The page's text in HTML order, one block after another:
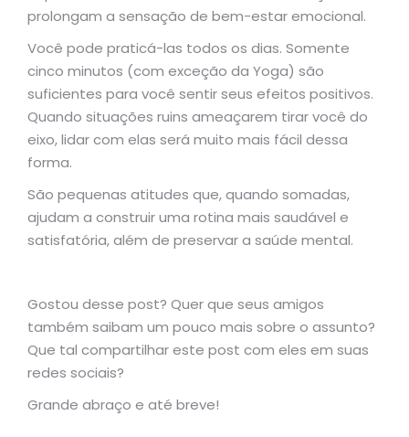
prolongam a sensação de bem-estar emocional.
Você pode praticá-las todos os dias. Somente
cinco minutos (com exceção da Yoga) são
suficientes para você sentir seus efeitos positivos.
Quando situações ruins ameaçarem tirar você do
eixo, lidar com elas será muito mais fácil dessa
forma.
São pequenas atitudes que, quando somadas,
ajudam a construir uma rotina mais saudável e
satisfatória, além de preservar a saúde mental.
Gostou desse post? Quer que seus amigos
também saibam um pouco mais sobre o assunto?
Que tal compartilhar este post com eles em suas
redes sociais?
Grande abraço e até breve!